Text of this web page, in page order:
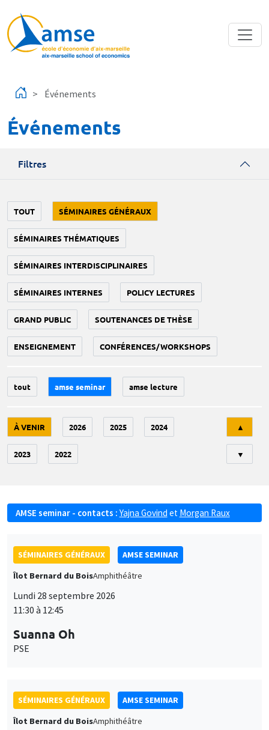
Événements
Événements
Filtres
TOUT SÉMINAIRES GÉNÉRAUX
SÉMINAIRES THÉMATIQUES
SÉMINAIRES INTERDISCIPLINAIRES
SÉMINAIRES INTERNES POLICY LECTURES
GRAND PUBLIC SOUTENANCES DE THÈSE
ENSEIGNEMENT CONFÉRENCES/WORKSHOPS
tout amse seminar amse lecture
À VENIR 2026 2025 2024
2023 2022
▲
▼
AMSE seminar - contacts : Yajna Govind et Morgan Raux
SÉMINAIRES GÉNÉRAUX
AMSE SEMINAR
Îlot Bernard du BoisAmphithéâtre
Lundi 28 septembre 2026
11:30 à 12:45
Suanna Oh
PSE
SÉMINAIRES GÉNÉRAUX
AMSE SEMINAR
Îlot Bernard du BoisAmphithéâtre